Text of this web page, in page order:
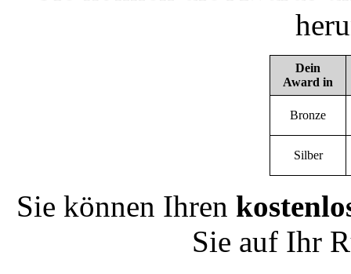
Dein
Award in
Bronze
Silber
Sie können Ihren
Sie auf Ihr